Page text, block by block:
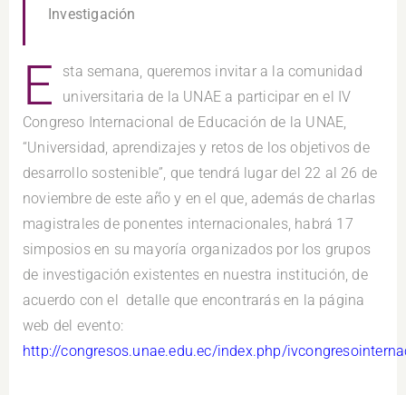
Investigación
E
sta semana, queremos invitar a la comunidad
universitaria de la UNAE a participar en el IV
Congreso Internacional de Educación de la UNAE,
“Universidad, aprendizajes y retos de los objetivos de
desarrollo sostenible”, que tendrá lugar del 22 al 26 de
noviembre de este año y en el que, además de charlas
magistrales de ponentes internacionales, habrá 17
simposios en su mayoría organizados por los grupos
de investigación existentes en nuestra institución, de
acuerdo con el detalle que encontrarás en la página
web del evento:
http://congresos.unae.edu.ec/index.php/